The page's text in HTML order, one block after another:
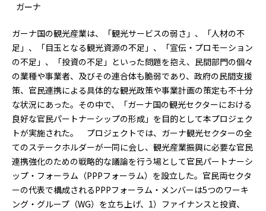
ガーナ
ガーナ国の観光産業は、「観光サービスの弱さ」、「人材の不
足」、「目玉となる観光資源の不足」、「宣伝・プロモーション
の不足」、「投資の不足」といった問題を抱え、民間部門の個々
の業種や事業者、及びその連合体も脆弱であり、政府の民間支援
策、官民連携による具体的な観光政策や事業計画の策定も不十分
な状況にあった。その中で、「ガーナ国の観光セクターにおける
良好な官民パートナーシップの形成」を目的として本プロジェク
トが実施された。 プロジェクトでは、ガーナ観光セクターの全
てのステークホルダーが一同に会し、観光産業振興に必要な官民
連携強化のための戦略的な議論を行う場として官民パートナーシ
ップ・フォーラム（PPPフォーラム）を設立した。官民両セクタ
ーの代表で構成されるPPPフォーラム・メンバーは5つのワーキ
ング・グループ（WG）を立ち上げ、1）ファイナンスと投資、